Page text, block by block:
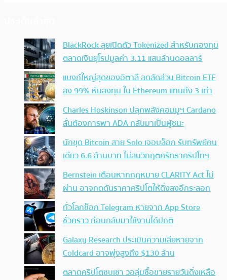
BlackRock ลุยเปิดตัว Tokenized สำหรับกองทุน
ตลาดเงินยุโรปมูลค่า 3.11 แสนล้านดอลลาร์
แบงก์ใหญ่สุดของอิตาลี ลดสัดส่วน Bitcoin ETF
ลง 99% หันลงทุน ใน Ethereum แทนถึง 3 เท่า
Charles Hoskinson ปลุกพลังคอมมูฯ Cardano
ลั่นต้องการพา ADA กลับมาเป็นผู้ชนะ
นักขุด Bitcoin สาย Solo เจอบล็อก รับทรัพย์คน
เดียว 6.6 ล้านบาท ไม่สนวิกฤตศรัทธาคริปโทฯ
Bernstein เตือนหากกฎหมาย CLARITY Act ไม่
ผ่าน อาจกดดันราคาคริปโตให้ดิ่งลงอีกระลอก
ทั่วโลกช็อก Telegram หายจาก App Store
ชั่วคราว ก่อนกลับมาใช้งานได้ปกติ
Galaxy Research ประเมินความเสียหายจาก
Coldcard อาจพุ่งสูงถึง $130 ล้าน
ตลาดคริปโตซบเซา วอลุ่มซื้อขายรายวันดิ่งเหลือ